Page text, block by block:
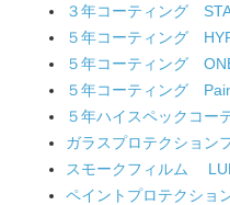
３年コーティング
５年コーティング
５年コーティング
５年コーティング
５年ハイスペックコ
ガラスプロテクショ
スモークフィルム
ペイントプロテクショ